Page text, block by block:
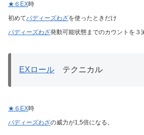
★６EX時
初めてバディーズわざを使ったときだけ
バディーズわざ発動可能状態までのカウントを３
EXロール テクニカル
★６EX時
バディーズわざの威力が1,5倍になる。